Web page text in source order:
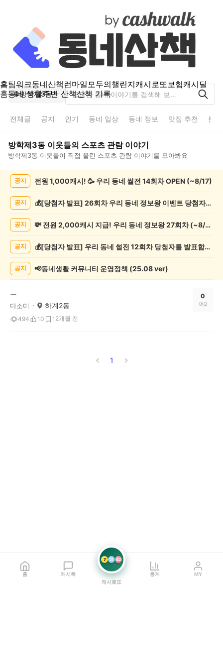
홈팀워크동네산책 런마일모두의챌린지캐시로또보험캐시딜
홈동네 생활주변 산책산책 기록
방학제3동
전체글 공지 인기 동네 일상 동네 정보 맛집 추천 분
방학제3동 이웃들의 스포츠 관람이야기
방학제3동 이웃들이 직접 올린 스포츠 관람 이야기를 모아봐요
시
공지 전원 1,000캐시! 🥳 우리 동네 썰전 14회차 OPEN (~8/17)
공지 💰[당첨자 발표] 26회차 우리 동네 정보왕 이벤트 당첨자를 발표합니다!
공지 💸 전원 2,000캐시 지급! 우리 동네 정보왕 27회차 (~8/10)
공지 💰[당첨자 발표] 우리 동네 썰전 12회차 당첨자를 발표합니다!
공지 📢동네생활 커뮤니티 운영정책 (25.08 ver)
ㅡ
다소미 하계2동
494 10 1 2개월 전
0
댓글
1
홈 캐시톡
7 21 42
캐시로또
통계 MY